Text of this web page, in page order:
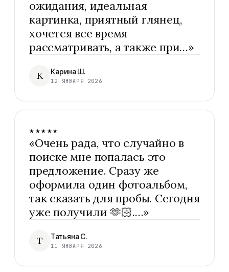
ожидания, идеальная
картинка, приятный глянец,
хочется все время
рассматривать, а также при…»
К Карина Ш.
12 ЯНВАРЯ 2026
★★★★★
«Очень рада, что случайно в
поиске мне попалась это
предложение. Сразу же
оформила один фотоальбом,
так сказать для пробы. Сегодня
уже получили 🫶🏻.…»
Т Татьяна С.
11 ЯНВАРЯ 2026